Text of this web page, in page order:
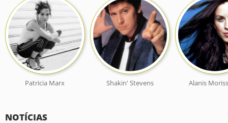
Patricia Marx Shakin' Stevens Alanis
NOTÍCIAS